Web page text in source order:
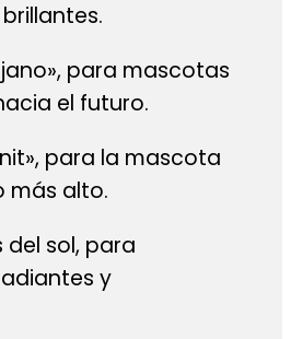
para mascotas
el futuro.
para la mascota
más alto.
del sol, para
y